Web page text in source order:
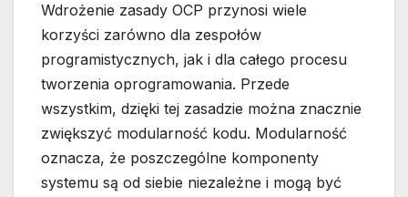
Wdrożenie zasady OCP przynosi wiele
korzyści zarówno dla zespołów
programistycznych, jak i dla całego procesu
tworzenia oprogramowania. Przede
wszystkim, dzięki tej zasadzie można znacznie
zwiększyć modularność kodu. Modularność
oznacza, że poszczególne komponenty
systemu są od siebie niezależne i mogą być